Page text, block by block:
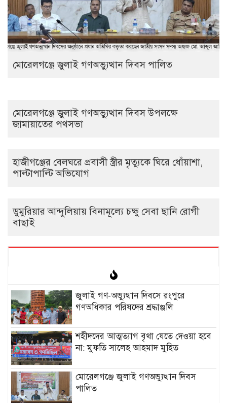
মোরেলগঞ্জে জুলাই গণঅভ্যুত্থান দিবস পালিত
মোরেলগঞ্জে জুলাই গণঅভ্যুত্থান দিবস উপলক্ষে
জামায়াতের পথসভা
হাজীগঞ্জের বেলঘরে প্রবাসী স্ত্রীর মৃত্যুকে ঘিরে ধোঁয়াশা,
পাল্টাপাল্টি অভিযোগ
ডুমুরিয়ার আন্দুলিয়ায় বিনামূল্যে চক্ষু সেবা ছানি রোগী
বাছাই
‎জুলাই গণ-অভ্যুত্থান দিবসে রংপুরে
গণঅধিকার পরিষদের শ্রদ্ধাঞ্জলি ‎
‎শহীদদের আত্মত্যাগ বৃথা যেতে দেওয়া হবে
না: মুফতি সালেহ আহমাদ মুহিত ‎
মোরেলগঞ্জে জুলাই গণঅভ্যুত্থান দিবস
পালিত